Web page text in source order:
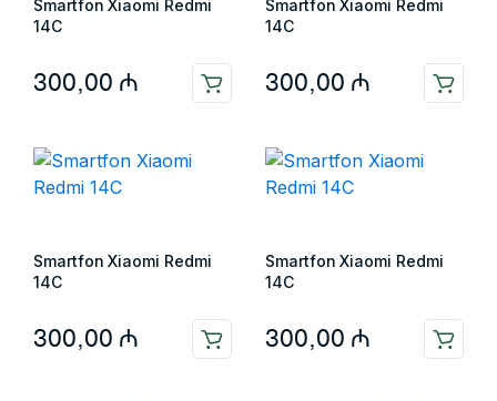
Smartfon Xiaomi Redmi
14C
300,00 ₼
Smartfon Xiaomi Redmi
14C
300,00 ₼
Smartfon Xiaomi Redmi
14C
300,00 ₼
Smartfon Xiaomi Redmi
14C
300,00 ₼